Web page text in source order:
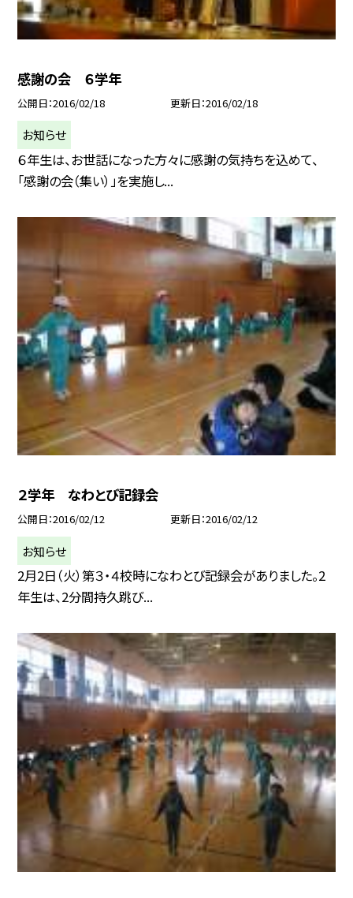
感謝の会 ６学年
公開日 2016/02/18 更新日 2016/02/18
お知らせ
６年生は、お世話になった方々に感謝の気持ちを込めて、
「感謝の会（集い）」を実施し...
２学年 なわとび記録会
公開日 2016/02/12 更新日 2016/02/12
お知らせ
2月2日（火）第３・４校時になわとび記録会がありました。2
年生は、2分間持久跳び...